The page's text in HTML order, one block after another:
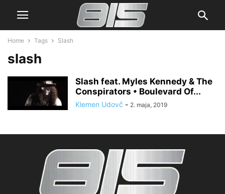
Home Tags Slash
slash
Slash feat. Myles Kennedy & The
Conspirators • Boulevard Of...
Klemen Udovč - 2. maja, 2019